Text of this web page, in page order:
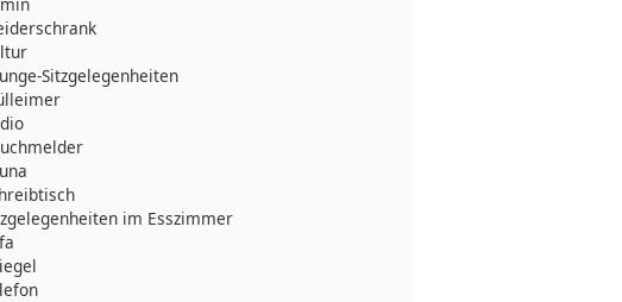
Sitzgelegenheiten
im Esszimmer